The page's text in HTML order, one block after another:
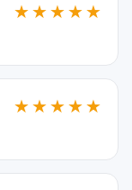
★★★★★
★★★★★